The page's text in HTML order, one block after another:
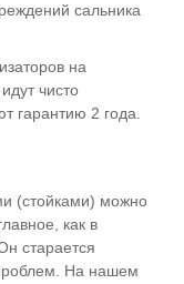
сальника
на
чисто
гарантию 2 года.
(стойками) можно
как в
старается
На нашем